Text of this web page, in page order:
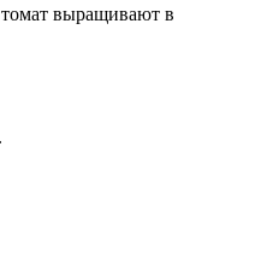
томат выращивают в